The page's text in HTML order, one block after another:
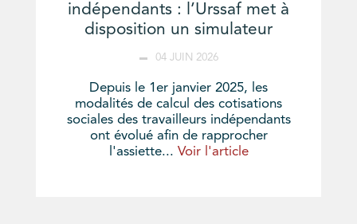
indépendants : l’Urssaf met à
disposition un simulateur
04 JUIN 2026
Depuis le 1er janvier 2025, les
modalités de calcul des cotisations
sociales des travailleurs indépendants
ont évolué afin de rapprocher
l'assiette... Voir l'article